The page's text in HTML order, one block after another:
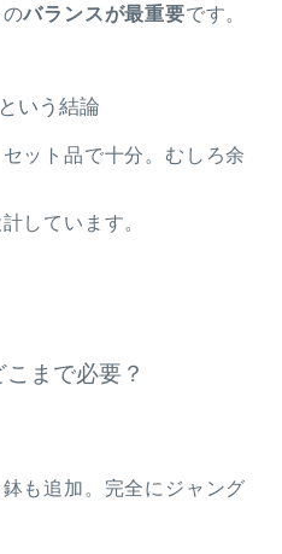
バランスが最重要です。
いう結論
ット品で十分。むしろ余
しています。
まで必要？
も追加。完全にジャング